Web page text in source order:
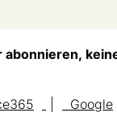
abonnieren,
Google